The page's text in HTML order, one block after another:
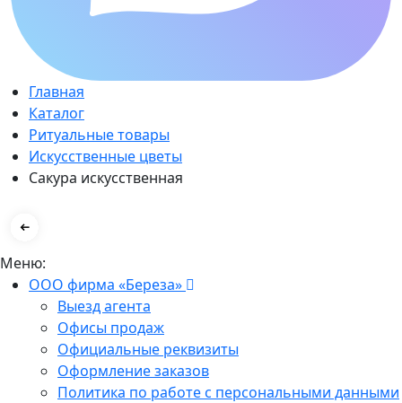
Меню:
ООО фирма «Береза»
Выезд агента
Офисы продаж
Официальные реквизиты
Оформление заказов
Политика по работе с персональными данными
Главная
Каталог
Ритуальные товары
Искусственные цветы
Сакура искусственная